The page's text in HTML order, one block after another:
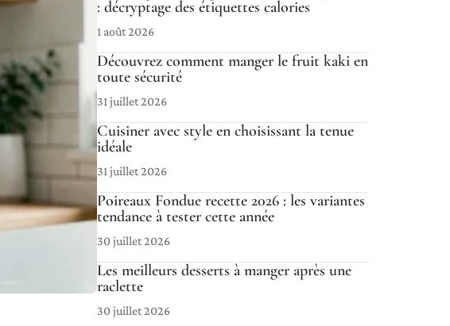
: décryptage des étiquettes calories
1 août 2026
Découvrez comment manger le fruit kaki en
toute sécurité
31 juillet 2026
Cuisiner avec style en choisissant la tenue
idéale
31 juillet 2026
Poireaux Fondue recette 2026 : les variantes
tendance à tester cette année
30 juillet 2026
Les meilleurs desserts à manger après une
raclette
30 juillet 2026